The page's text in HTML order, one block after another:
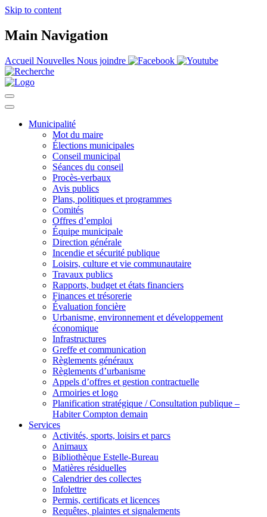
Skip to content
Main Navigation
Accueil Nouvelles Nous joindre
Municipalité
Mot du maire
Élections municipales
Conseil municipal
Séances du conseil
Procès-verbaux
Avis publics
Plans, politiques et programmes
Comités
Offres d’emploi
Équipe municipale
Direction générale
Incendie et sécurité publique
Loisirs, culture et vie communautaire
Travaux publics
Rapports, budget et états financiers
Finances et trésorerie
Évaluation foncière
Urbanisme, environnement et développement
économique
Infrastructures
Greffe et communication
Règlements généraux
Règlements d’urbanisme
Appels d’offres et gestion contractuelle
Armoiries et logo
Planification stratégique / Consultation publique –
Habiter Compton demain
Services
Activités, sports, loisirs et parcs
Animaux
Bibliothèque Estelle-Bureau
Matières résiduelles
Calendrier des collectes
Infolettre
Permis, certificats et licences
Requêtes, plaintes et signalements